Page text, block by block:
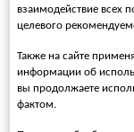
Огнетушители
Пожарные стволы
Пожарные шкафы
взаимодействие всех
целевого
Также на сайте
информации об
вы продолжаете
фактом.